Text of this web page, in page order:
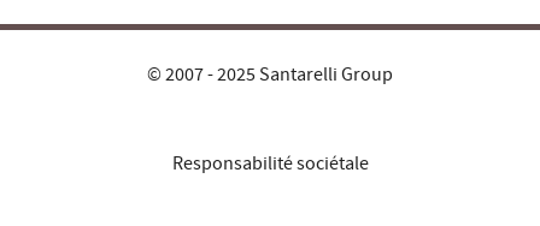
© 2007 - 2025 Santarelli Group
Responsabilité sociétale